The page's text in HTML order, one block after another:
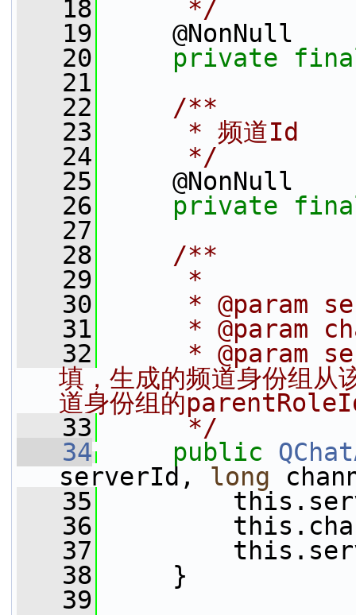
   18
     */
   19
@NonNull
   20
private
   21
   22
    /**
   23
     * 频道Id
   24
     */
   25
@NonNull
   26
private
   27
   28
    /**
   29
     *
   30
* @param
   31
* @param
   32
* @param
填，生成的频道身份组从
道身份组的
   33
     */
   34
public
serverId, long
   35
   36
   37
   38
}
   39